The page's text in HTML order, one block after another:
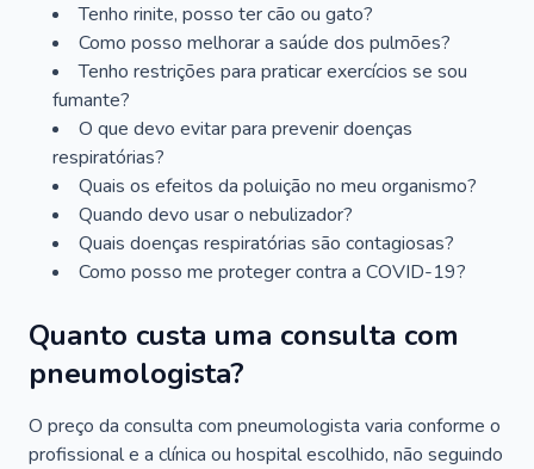
Tenho rinite, posso ter cão ou gato?
Como posso melhorar a saúde dos pulmões?
Tenho restrições para praticar exercícios se sou
fumante?
O que devo evitar para prevenir doenças
respiratórias?
Quais os efeitos da poluição no meu organismo?
Quando devo usar o nebulizador?
Quais doenças respiratórias são contagiosas?
Como posso me proteger contra a COVID-19?
Quanto custa uma consulta com
pneumologista?
O preço da consulta com pneumologista varia conforme o
profissional e a clínica ou hospital escolhido, não seguindo